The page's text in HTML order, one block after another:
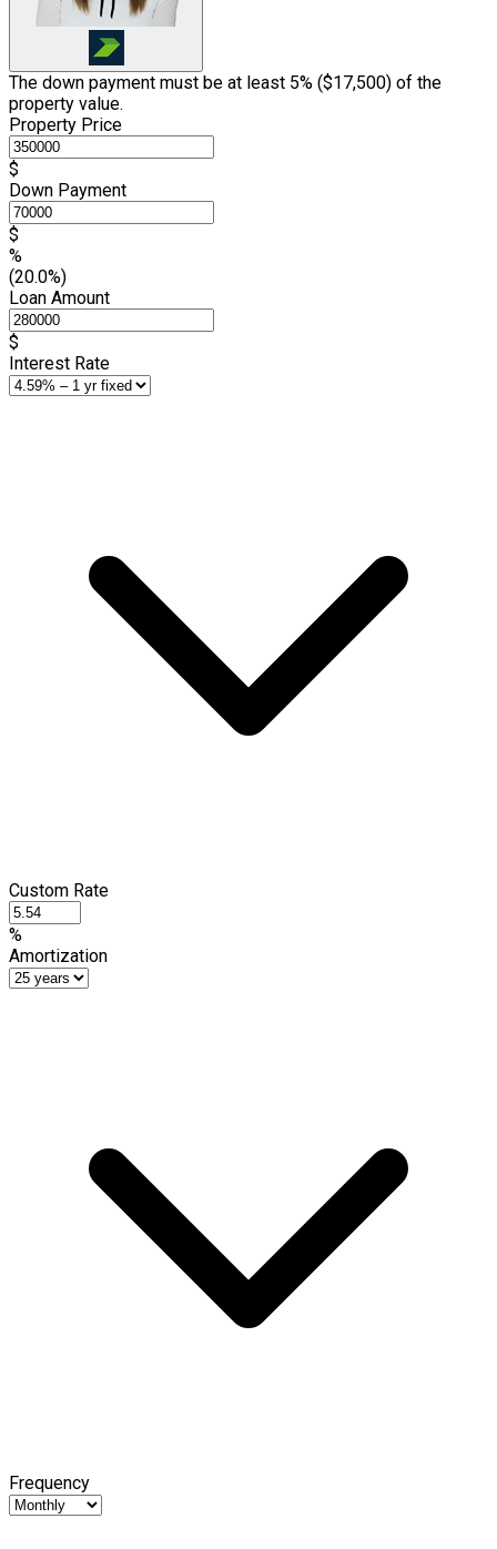
The down payment must be at least 5% ($17,500) of the
property value.
Property Price
$
Down Payment
$
%
(20.0%)
Loan Amount
$
Interest Rate
Custom Rate
%
Amortization
Frequency